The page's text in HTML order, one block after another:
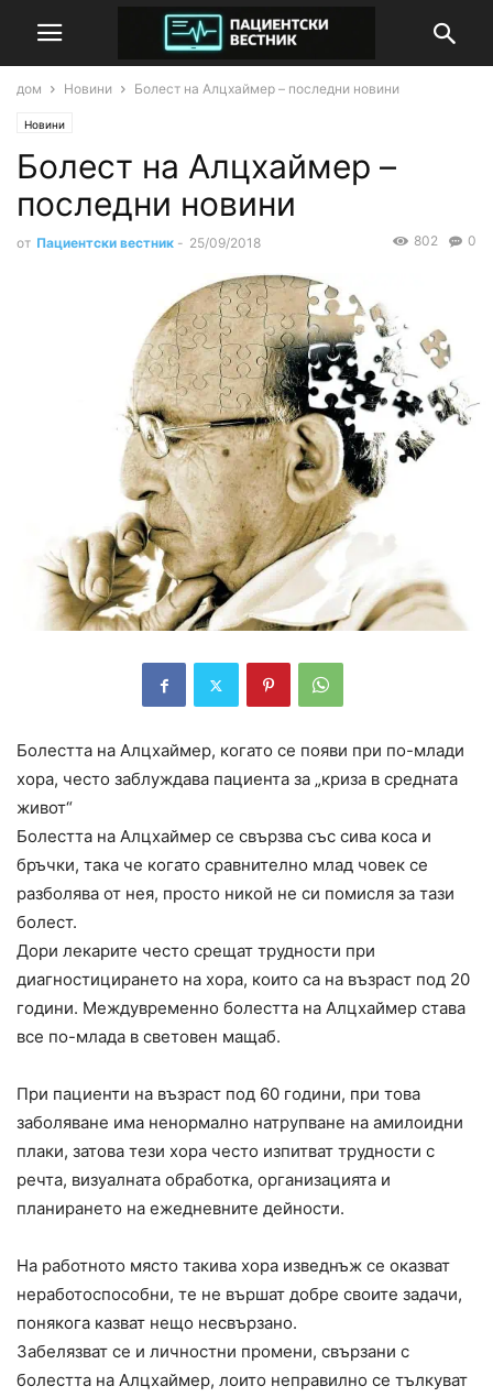
дом Новини Болест на Алцхаймер – последни новини
Новини
Болест на Алцхаймер –
последни новини
от Пациентски вестник - 25/09/2018 0
802
Болестта на Алцхаймер, когато се появи при по-млади
хора, често заблуждава пациента за „криза в средната
живот“
Болестта на Алцхаймер се свързва със сива коса и
бръчки, така че когато сравнително млад човек се
разболява от нея, просто никой не си помисля за тази
болест.
Дори лекарите често срещат трудности при
диагностицирането на хора, които са на възраст под 20
години. Междувременно болестта на Алцхаймер става
все по-млада в световен мащаб.
При пациенти на възраст под 60 години, при това
заболяване има ненормално натрупване на амилоидни
плаки, затова тези хора често изпитват трудности с
речта, визуалната обработка, организацията и
планирането на ежедневните дейности.
На работното място такива хора изведнъж се оказват
неработоспособни, те не вършат добре своите задачи,
понякога казват нещо несвързано.
Забелязват се и личностни промени, свързани с
болестта на Алцхаймер, лоито неправилно се тълкуват